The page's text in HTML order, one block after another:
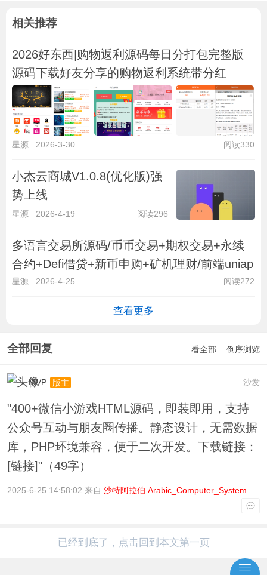
相关推荐
2026好东西|购物返利源码每日分打包完整版
源码下载好友分享的购物返利系统带分红
星源 2026-3-30 阅读330
小杰云商城V1.0.8(优化版)强
势上线
星源 2026-4-19 阅读296
多语言交易所源码/币币交易+期权交易+永续
合约+Defi借贷+新币申购+矿机理财/前端uniap
星源 2026-4-25 阅读272
查看更多
全部回复 看全部 倒序浏览
沙发
MVP 版主
"400+微信小游戏HTML源码，即装即用，支持
公众号互动与朋友圈传播。静态设计，无需数据
库，PHP环境兼容，便于二次开发。下载链接：
[链接]"（49字）
2025-6-25 14:58:02 来自 沙特阿拉伯 Arabic_Computer_System
已经到底了，点击回到本文第一页